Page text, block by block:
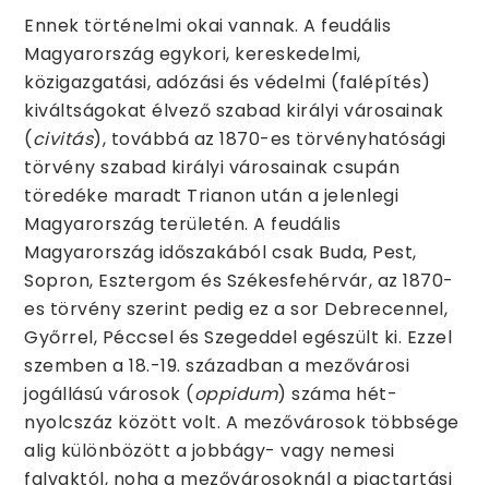
Ennek történelmi okai vannak. A feudális
Magyarország egykori, kereskedelmi,
közigazgatási, adózási és védelmi (falépítés)
kiváltságokat élvező szabad királyi városainak
(civitás), továbbá az 1870-es törvényhatósági
törvény szabad királyi városainak csupán
töredéke maradt Trianon után a jelenlegi
Magyarország területén. A feudális
Magyarország időszakából csak Buda, Pest,
Sopron, Esztergom és Székesfehérvár, az 1870-
es törvény szerint pedig ez a sor Debrecennel,
Győrrel, Péccsel és Szegeddel egészült ki. Ezzel
szemben a 18.-19. században a mezővárosi
jogállású városok (oppidum) száma hét-
nyolcszáz között volt. A mezővárosok többsége
alig különbözött a jobbágy- vagy nemesi
falvaktól, noha a mezővárosoknál a piactartási